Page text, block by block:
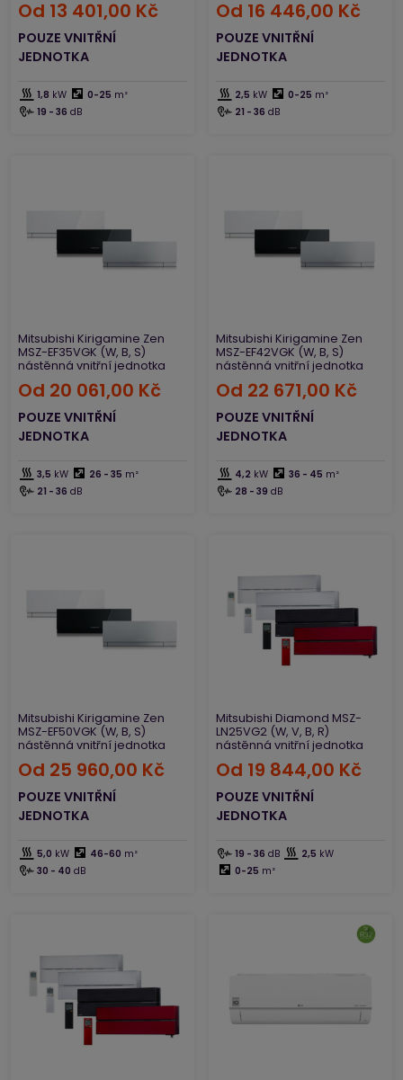
kanceláří, a kazetové zase do velkých místností s
vysokými stropy.
Od 13 401,00 Kč
POUZE VNITŘNÍ
JEDNOTKA
1,8 kW 0-25 m²
19 - 36 dB
Od 16 446,00 Kč
POUZE VNITŘNÍ
JEDNOTKA
2,5 kW 0-25 m²
21 - 36 dB
Mitsubishi Kirigamine Zen
MSZ-EF35VGK (W, B, S)
nástěnná vnitřní jednotka
Od 20 061,00 Kč
POUZE VNITŘNÍ
JEDNOTKA
3,5 kW 26 - 35 m²
21 - 36 dB
Mitsubishi Kirigamine Zen
MSZ-EF42VGK (W, B, S)
nástěnná vnitřní jednotka
Od 22 671,00 Kč
POUZE VNITŘNÍ
JEDNOTKA
4,2 kW 36 - 45 m²
28 - 39 dB
Mitsubishi Kirigamine Zen
MSZ-EF50VGK (W, B, S)
nástěnná vnitřní jednotka
Od 25 960,00 Kč
POUZE VNITŘNÍ
JEDNOTKA
5,0 kW 46-60 m²
30 - 40 dB
Mitsubishi Diamond MSZ-
LN25VG2 (W, V, B, R)
nástěnná vnitřní jednotka
Od 19 844,00 Kč
POUZE VNITŘNÍ
JEDNOTKA
19 - 36 dB 2,5 kW
0-25 m²